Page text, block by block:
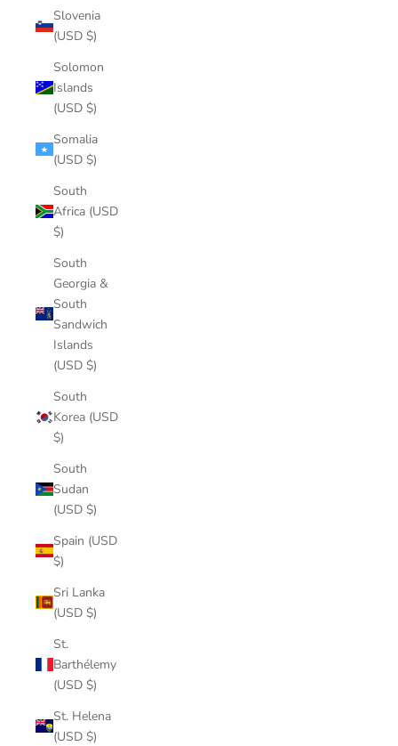
Slovenia
(USD $)
Solomon
Islands
(USD $)
Somalia
(USD $)
South
Africa (USD
$)
South
Georgia &
South
Sandwich
Islands
(USD $)
South
Korea (USD
$)
South
Sudan
(USD $)
Spain (USD
$)
Sri Lanka
(USD $)
St.
Barthélemy
(USD $)
St. Helena
(USD $)